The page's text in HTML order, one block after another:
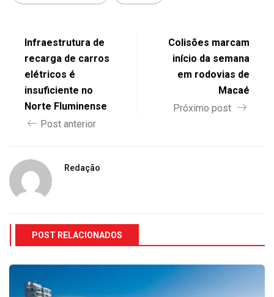
Infraestrutura de
recarga de carros
elétricos é
insuficiente no
Norte Fluminense
Post anterior
Colisões marcam
início da semana
em rodovias de
Macaé
Próximo post
Redação
POST RELACIONADOS